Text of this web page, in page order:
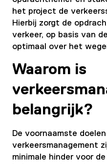
het project de
Hierbij zorgt de
verkeer, op basis van
optimaal over het
Waarom is
belangrijk?
De voornaamste
verkeersmanagement
minimale hinder voor